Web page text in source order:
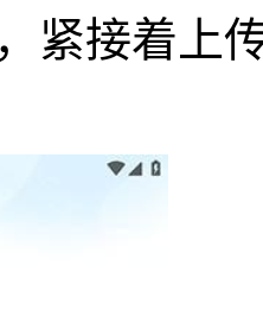
紧接着上